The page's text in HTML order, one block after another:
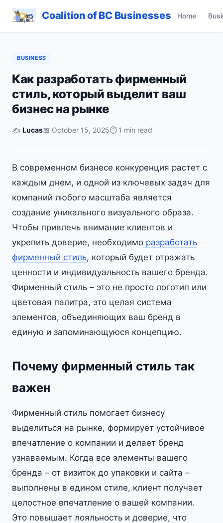
Coalition of BC Businesses Home
BUSINESS
Как разработать фирменный
стиль, который выделит ваш
бизнес на рынке
✍️ Lucas📅 October 15, 2025⏱ 1 min read
В современном бизнесе конкуренция растет с
каждым днем, и одной из ключевых задач для
компаний любого масштаба является
создание уникального визуального образа.
Чтобы привлечь внимание клиентов и
укрепить доверие, необходимо разработать
фирменный стиль, который будет отражать
ценности и индивидуальность вашего бренда.
Фирменный стиль – это не просто логотип или
цветовая палитра, это целая система
элементов, объединяющих ваш бренд в
единую и запоминающуюся концепцию.
Почему фирменный стиль так
важен
Фирменный стиль помогает бизнесу
выделиться на рынке, формирует устойчивое
впечатление о компании и делает бренд
узнаваемым. Когда все элементы вашего
бренда – от визиток до упаковки и сайта –
выполнены в едином стиле, клиент получает
целостное впечатление о вашей компании.
Это повышает лояльность и доверие, что